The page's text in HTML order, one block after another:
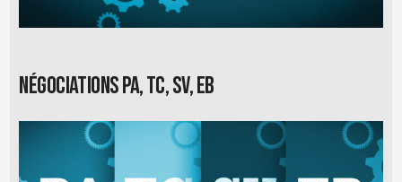
Négociations PA, TC, SV, EB